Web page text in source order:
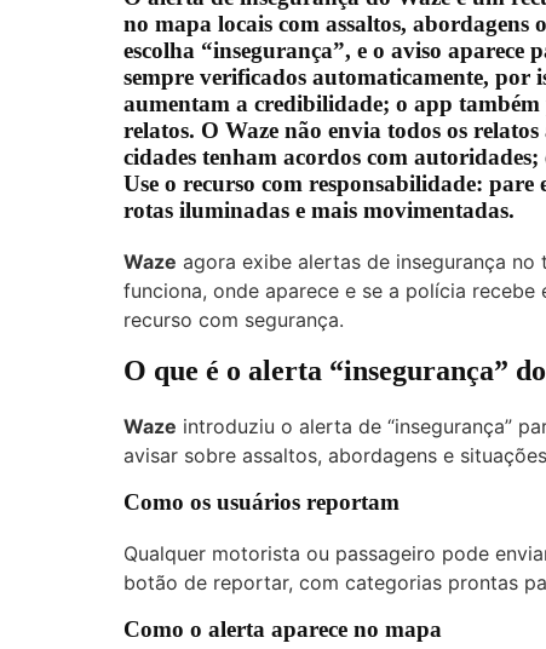
no mapa locais com assaltos,
escolha “insegurança”, e o aviso aparece
sempre verificados automaticamente, por
aumentam a credibilidade; o app
relatos. O Waze não envia todos os
cidades tenham acordos com
Use o recurso com responsabilidade:
rotas iluminadas e mais movimentadas.
Waze agora exibe alertas de insegurança
funciona, onde aparece e se a polícia recebe
recurso com segurança.
O que é o alerta “insegurança”
Waze introduziu o alerta de “insegurança”
avisar sobre assaltos, abordagens e
Como os usuários reportam
Qualquer motorista ou passageiro pode
botão de reportar, com categorias prontas
Como o alerta aparece no mapa